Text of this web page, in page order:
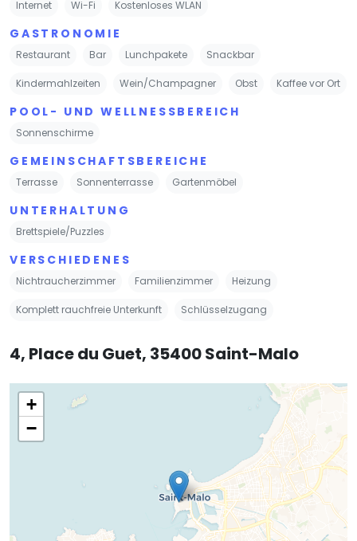
Internet Wi-Fi Kostenloses WLAN
GASTRONOMIE
Restaurant Bar Lunchpakete Snackbar
Kindermahlzeiten Wein/Champagner Obst Kaffee vor Ort
POOL- UND WELLNESSBEREICH
Sonnenschirme
GEMEINSCHAFTSBEREICHE
Terrasse Sonnenterrasse Gartenmöbel
UNTERHALTUNG
Brettspiele/Puzzles
VERSCHIEDENES
Nichtraucherzimmer Familienzimmer Heizung
Komplett rauchfreie Unterkunft Schlüsselzugang
4, Place du Guet, 35400 Saint-Malo
+
−